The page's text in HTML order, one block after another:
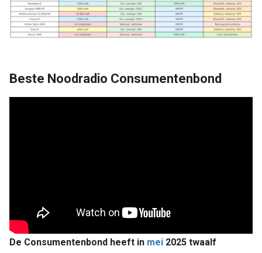
Beste Noodradio Consumentenbond
De Consumentenbond heeft in mei 2025 twaalf